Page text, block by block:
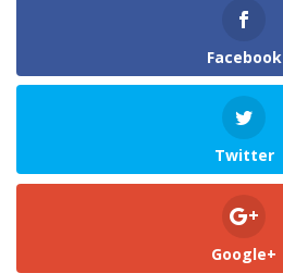
Facebook
Twitter
Google+